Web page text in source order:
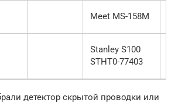
Meet MS-158M
Stanley S100
STHT0-77403
детектор скрытой проводки или